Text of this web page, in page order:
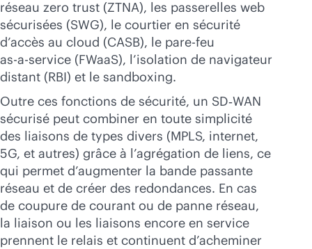
réseau zero trust (ZTNA), les passerelles web
sécurisées (SWG), le courtier en sécurité
d’accès au cloud (CASB), le pare-feu
as-a-service (FWaaS), l’isolation de navigateur
distant (RBI) et le sandboxing.
Outre ces fonctions de sécurité, un SD‑WAN
sécurisé peut combiner en toute simplicité
des liaisons de types divers (MPLS, internet,
5G, et autres) grâce à l’agrégation de liens, ce
qui permet d’augmenter la bande passante
réseau et de créer des redondances. En cas
de coupure de courant ou de panne réseau,
la liaison ou les liaisons encore en service
prennent le relais et continuent d’acheminer